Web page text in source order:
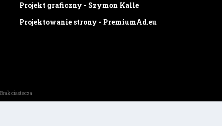
Projekt graficzny - Szymon Kalle
Projektowanie strony - PremiumAd.eu
Brak ciastecza